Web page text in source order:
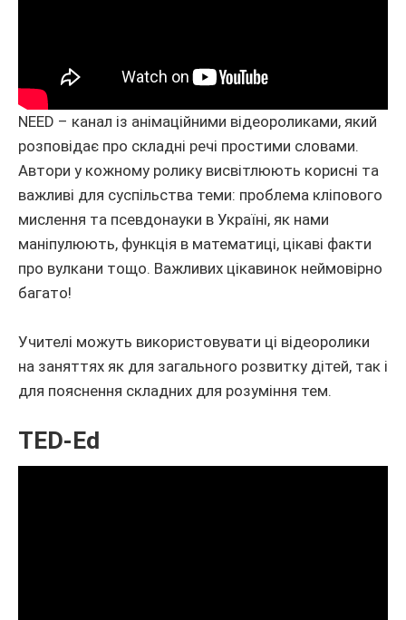
NEED – канал із анімаційними відеороликами, який
розповідає про складні речі простими словами.
Автори у кожному ролику висвітлюють корисні та
важливі для суспільства теми: проблема кліпового
мислення та псевдонауки в Україні, як нами
маніпулюють, функція в математиці, цікаві факти
про вулкани тощо. Важливих цікавинок неймовірно
багато!
Учителі можуть використовувати ці відеоролики
на заняттях як для загального розвитку дітей, так і
для пояснення складних для розуміння тем.
TED-Ed